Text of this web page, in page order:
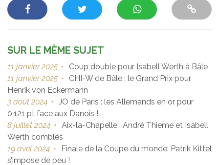
SUR LE MÊME SUJET
11 janvier 2025 •
Coup double pour Isabell Werth à Bâle
11 janvier 2025 •
CHI-W de Bâle : le Grand Prix pour
Henrik von Eckermann
3 août 2024 • JO de Paris : les Allemands en or pour
0,121 pt face aux Danois !
8 juillet 2024 • Aix-la-Chapelle : André Thieme et Isabell
Werth comblés
19 avril 2024 •
Finale de la Coupe du monde: Patrik Kittel
s’impose de peu !